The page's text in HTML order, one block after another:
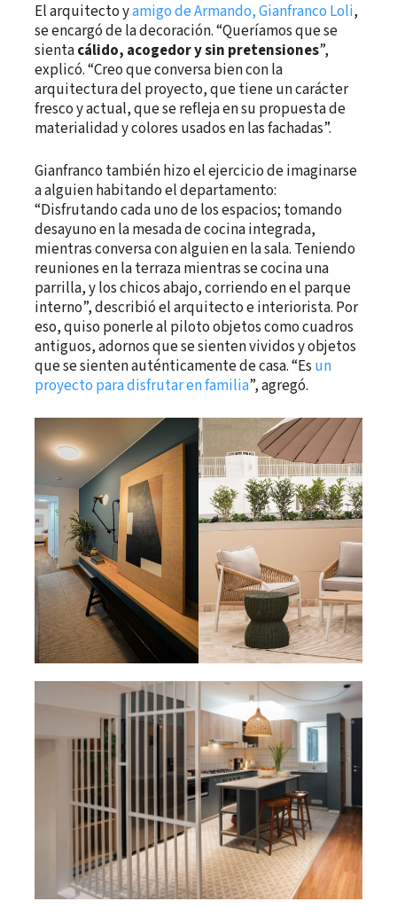
El arquitecto yamigo de Armando, Gianfranco Loli,
se encargó de la decoración. “Queríamos que se
sientacálido, acogedor y sin pretensiones”,
explicó. “Creo que conversa bien con la
arquitectura del proyecto, que tiene un carácter
fresco y actual, que se refleja en su propuesta de
materialidad y colores usados en las fachadas”.
Gianfranco también hizo el ejercicio de imaginarse
a alguien habitando el departamento:
“Disfrutando cada uno de los espacios; tomando
desayuno en la mesada de cocina integrada,
mientras conversa con alguien en la sala. Teniendo
reuniones en la terraza mientras se cocina una
parrilla, y los chicos abajo, corriendo en el parque
interno”, describió el arquitecto e interiorista. Por
eso, quiso ponerle al piloto objetos como cuadros
antiguos, adornos que se sienten vividos y objetos
que se sienten auténticamente de casa. “Es un
proyecto para disfrutar en familia”, agregó.